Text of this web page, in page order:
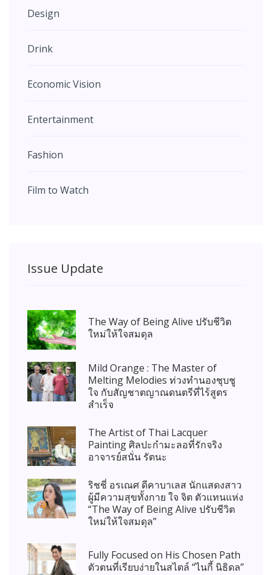
Design
Drink
Economic Vision
Entertainment
Fashion
Film to Watch
Issue Update
The Way of Being Alive ปรับชีวิต
ใหม่ให้ใจสมดุล
Mild Orange : The Master of
Melting Melodies ท่วงทำนองชุบชู
ใจ กับสัญชาตญาณดนตรีที่ไร้สูตร
สำเร็จ
The Artist of Thai Lacquer
Painting ศิลปะกํามะลอที่รักจริง
อาจารย์สนั่น รัตนะ
ริชชี่ อรเณศ ดีคาบาเลส นักแสดงสาว
ผู้มีความสุขทั้งกาย ใจ จิต ตัวแทนแห่ง
“The Way of Being Alive ปรับชีวิต
ใหม่ให้ใจสมดุล”
Fully Focused on His Chosen Path
ตัวตนที่เรียบง่ายในสไตล์ “ไนกี้ นิธิดล”